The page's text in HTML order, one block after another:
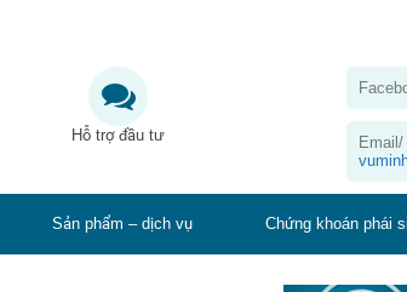
Hỗ trợ đầu tư
Sản phẩm – dịch vụ Chứng khoán phái